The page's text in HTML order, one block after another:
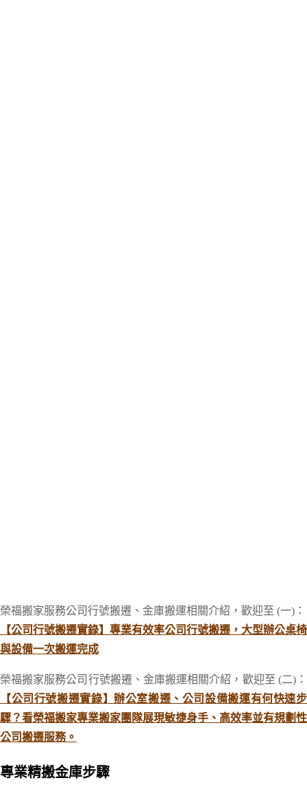
榮福搬家服務公司行號搬遷、金庫搬運相關介紹，歡迎至 (一)：
【公司行號搬遷實錄】專業有效率公司行號搬遷，大型辦公桌椅
與設備一次搬運完成
榮福搬家服務公司行號搬遷、金庫搬運相關介紹，歡迎至 (二)：
【公司行號搬遷實錄】辦公室搬遷、公司設備搬運有何快速步
驟？看榮福搬家專業搬家團隊展現敏捷身手、高效率並有規劃性
公司搬遷服務。
專業精搬金庫步驟